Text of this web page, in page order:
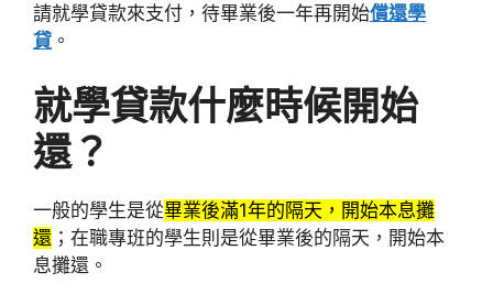
請就學貸款來支付，待畢業後一年再開始償還學
貸 。
就學貸款什麼時候開始
還？
一般的學生是從畢業後滿1年的隔天，開始本息攤
還 ；在職專班的學生則是從畢業後的隔天，開始本
息攤還。